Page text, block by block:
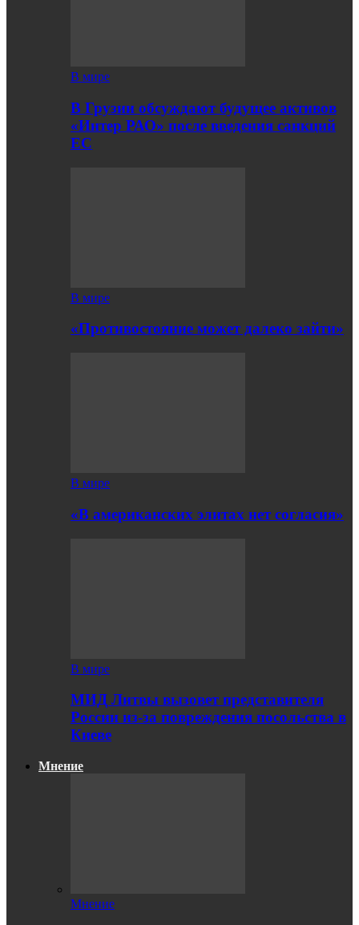
В мире
В Грузии обсуждают будущее активов
«Интер РАО» после введения санкций
ЕС
В мире
«Противостояние может далеко зайти»
В мире
«В американских элитах нет согласия»
В мире
МИД Литвы вызовет представителя
России из-за повреждения посольства в
Киеве
Мнение
Мнение